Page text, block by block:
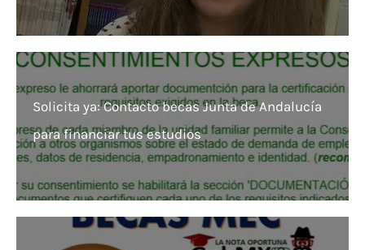
Solicita ya: Contacto becas Junta de Andalucía
para financiar tus estudios